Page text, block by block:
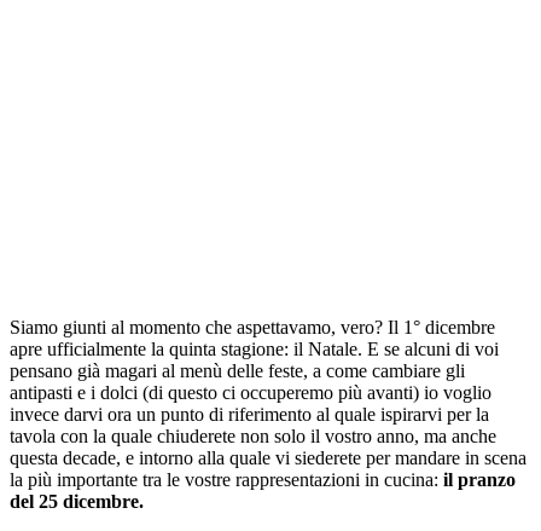
Siamo giunti al momento che aspettavamo, vero? Il 1° dicembre
apre ufficialmente la quinta stagione: il Natale. E se alcuni di voi
pensano già magari al menù delle feste, a come cambiare gli
antipasti e i dolci (di questo ci occuperemo più avanti) io voglio
invece darvi ora un punto di riferimento al quale ispirarvi per la
tavola con la quale chiuderete non solo il vostro anno, ma anche
questa decade, e intorno alla quale vi siederete per mandare in scena
la più importante tra le vostre rappresentazioni in cucina: il pranzo
del 25 dicembre.